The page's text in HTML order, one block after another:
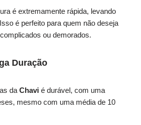
é extremamente rápida, levando
é perfeito para quem não deseja
ou demorados.
Duração
da Chavi é durável, com uma
mesmo com uma média de 10